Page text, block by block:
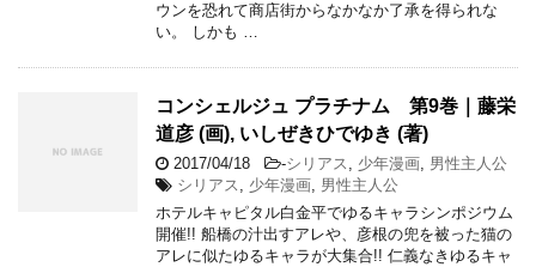
ウンを恐れて商店街からなかなか了承を得られな
い。 しかも …
コンシェルジュ プラチナム 第9巻｜藤栄
道彦 (画), いしぜきひでゆき (著)
2017/04/18 -シリアス , 少年漫画, 男性主人公
シリアス , 少年漫画, 男性主人公
ホテルキャピタル白金平でゆるキャラシンポジウム
開催!! 船橋の汁出すアレや、彦根の兜を被った猫の
アレに似たゆるキャラが大集合!! 仁義なきゆるキャ